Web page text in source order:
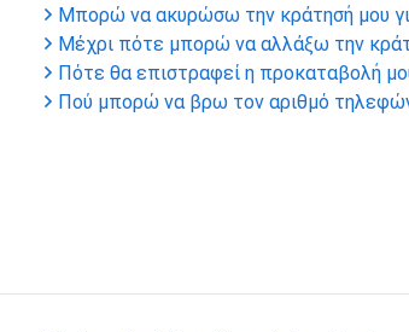
Μπορώ να ακυρώσω την κράτησή μου
Μέχρι πότε μπορώ να αλλάξω την
Πότε θα επιστραφεί η προκαταβολή
Πού μπορώ να βρω τον αριθμό